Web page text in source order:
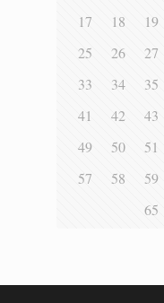
17
18 19
25
26 27
33
34 35
41
42 43
49
50 51
57
58 59
65